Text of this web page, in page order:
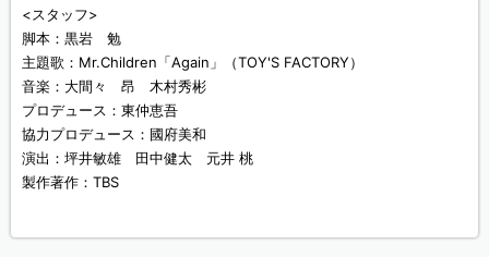
<スタッフ>
脚本：黒岩 勉
主題歌：Mr.Children「Again」（TOY'S FACTORY）
音楽：大間々 昂 木村秀彬
プロデュース：東仲恵吾
協力プロデュース：國府美和
演出：坪井敏雄 田中健太 元井 桃
製作著作：TBS